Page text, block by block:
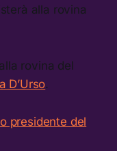
alla rovina
rovina del
D’Urso.
presidente del